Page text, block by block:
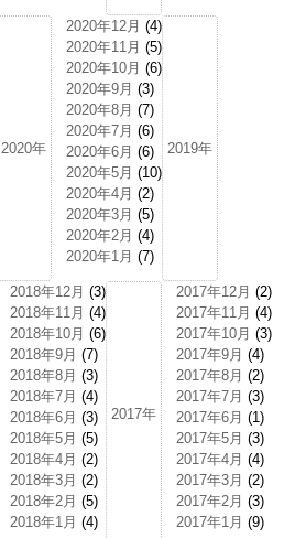
2020年
2020年12月 (4)
2020年11月 (5)
2020年10月 (6)
2020年9月 (3)
2020年8月 (7)
2020年7月 (6)
2020年6月 (6)
2020年5月 (10)
2020年4月 (2)
2020年3月 (5)
2020年2月 (4)
2020年1月 (7)
2019年
2018年12月 (3)
2018年11月 (4)
2018年10月 (6)
2018年9月 (7)
2018年8月 (3)
2018年7月 (4)
2018年6月 (3)
2018年5月 (5)
2018年4月 (2)
2018年3月 (2)
2018年2月 (5)
2018年1月 (4)
2017年
2017年12月 (2)
2017年11月 (4)
2017年10月 (3)
2017年9月 (4)
2017年8月 (2)
2017年7月 (3)
2017年6月 (1)
2017年5月 (3)
2017年4月 (4)
2017年3月 (2)
2017年2月 (3)
2017年1月 (9)